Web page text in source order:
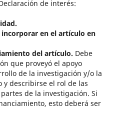
de interés:
en el artículo en
del artículo. Debe
que proveyó el apoyo
de la investigación y/o la
describirse el rol de las
de la investigación. Si
esto deberá ser